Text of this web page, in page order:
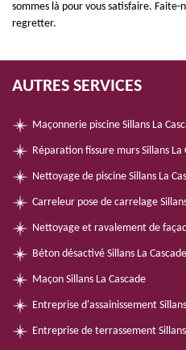
sommes là pour vous satisfaire. Faite-
regretter.
AUTRES SERVICES
Maçonnerie piscine Sillans La
Réparation fissure murs Sillans La
Nettoyage de piscine Sillans La
Carreleur pose de carrelage
Nettoyage et ravalement de
Béton désactivé Sillans La Cascade
Maçon Sillans La Cascade
Entreprise d'assainissement
Entreprise de terrassement